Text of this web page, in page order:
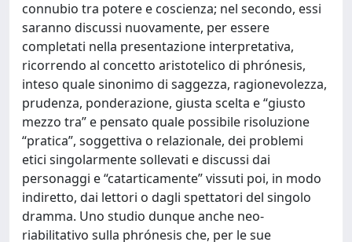
connubio tra potere e coscienza; nel secondo, essi
saranno discussi nuovamente, per essere
completati nella presentazione interpretativa,
ricorrendo al concetto aristotelico di phrónesis,
inteso quale sinonimo di saggezza, ragionevolezza,
prudenza, ponderazione, giusta scelta e “giusto
mezzo tra” e pensato quale possibile risoluzione
“pratica”, soggettiva o relazionale, dei problemi
etici singolarmente sollevati e discussi dai
personaggi e “catarticamente” vissuti poi, in modo
indiretto, dai lettori o dagli spettatori del singolo
dramma. Uno studio dunque anche neo-
riabilitativo sulla phrónesis che, per le sue